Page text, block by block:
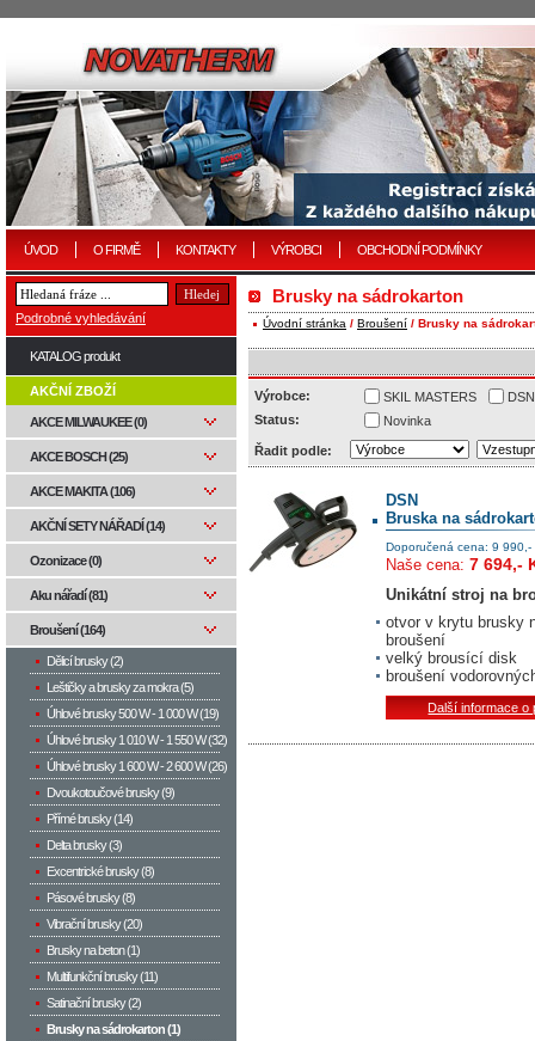
ÚVOD O FIRMĚ KONTAKTY VÝROBCI OBCHODNÍ PODMÍNKY
Brusky na sádrokarton
Úvodní stránka / Broušení / Brusky na
Výrobce: SKIL MASTERS
DSN
Status:
Novinka
Řadit podle:
DSN
Bruska na
Doporučená cena: 9 990,-
Naše cena: 7 694,-
Unikátní stroj na
otvor v krytu brusky
broušení
velký brousící disk
broušení
Další informace o
Podrobné vyhledávání
KATALOG produkt
AKČNÍ ZBOŽÍ
AKCE MILWAUKEE (0)
AKCE BOSCH (25)
AKCE MAKITA (106)
AKČNÍ SETY NÁŘADÍ (14)
Ozonizace (0)
Aku nářadí (81)
Broušení (164)
Dělicí brusky (2)
Leštičky a brusky za mokra (5)
Úhlové brusky 500 W­ - 1 000 W (19)
Úhlové brusky 1 010 W - 1 550 W (32)
Úhlové brusky 1 600 W - 2 600 W (26)
Dvoukotoučové brusky (9)
Přímé brusky (14)
Delta brusky (3)
Excentrické brusky (8)
Pásové brusky (8)
Vibrační brusky (20)
Brusky na beton (1)
Multifunkční brusky (11)
Satinační brusky (2)
Brusky na sádrokarton (1)